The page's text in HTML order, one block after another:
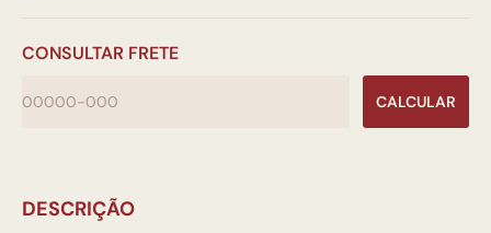
CONSULTAR FRETE
CALCULAR
DESCRIÇÃO